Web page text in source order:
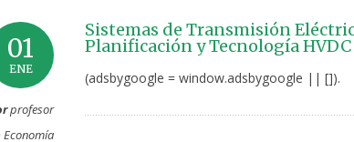
01
ENE
profesor
Economía
Sistemas de Transmisión
Planificación y Tecnología HVDC
(adsbygoogle = window.adsbygoogle || []).